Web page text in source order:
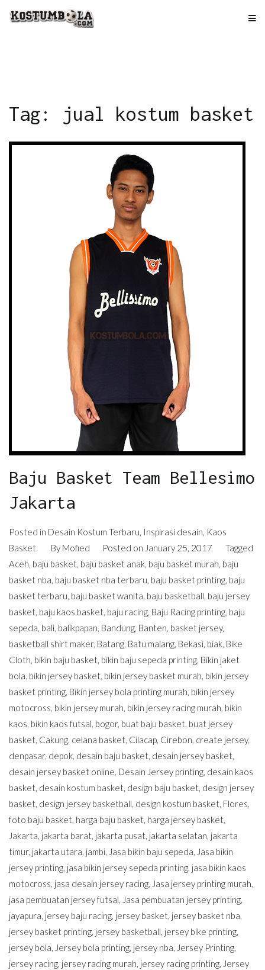
Tag: jual kostum basket
Baju Basket Team Bellesimo
Jakarta
Posted in Desain Kostum Terbaru, Inspirasi desain, Kaos
Basket
By Mofied Posted on January 25, 2017
Tagged
Aceh, baju basket, baju basket anak, baju basket murah, baju
basket nba, baju basket nba terbaru, baju basket printing, baju
basket terbaru, baju basket wanita, baju basketball, baju jersey
basket, baju kaos basket, baju racing, Baju Racing printing, baju
sepeda, bali, balikpapan, Bandung, Banten, basket jersey,
basketball shirt maker, Batang, Batu malang, Bekasi, biak, Bike
Cloth, bikin baju basket, bikin baju sepeda printing, Bikin jaket
bola, bikin jersey basket, bikin jersey basket murah, bikin jersey
basket printing, Bikin jersey bola printing murah, bikin jersey
motocross, bikin jersey murah, bikin jersey racing murah, bikin
kaos, bikin kaos futsal, bogor, buat baju basket, buat jersey
basket, Cakung, celana basket, Cilacap, Cirebon, create jersey,
denpasar, depok, desain baju basket, desain jersey basket,
desain jersey basket online, Desain Jersey printing, desain kaos
basket, desain kostum basket, design baju basket, design jersey
basket, design jersey basketball, design kostum basket, Flores,
foto baju basket, harga baju basket, harga jersey basket,
Jakarta, jakarta barat, jakarta pusat, jakarta selatan, jakarta
timur, jakarta utara, jambi, Jasa bikin baju sepeda, Jasa bikin
jersey printing, jasa bikin jersey sepeda printing, jasa bikin kaos
motocross, jasa desain jersey racing, Jasa jersey printing murah,
jasa pembuatan jersey futsal, Jasa pembuatan jersey printing,
jayapura, jersey baju racing, jersey basket, jersey basket nba,
jersey basket printing, jersey basketball, jersey bike printing,
jersey bola, Jersey bola printing, jersey nba, Jersey Printing,
jersey racing, jersey racing murah, jersey racing printing, Jersey